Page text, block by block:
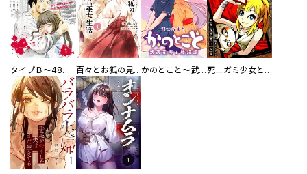
タイプＢ～48時間後、致死率100％～【単話】 百々とお狐の見習い巫女生活【単行本版】 かのとこと～武蔵花町怪話譚～ 【連載版】 死ニガミ少女とスマホ神